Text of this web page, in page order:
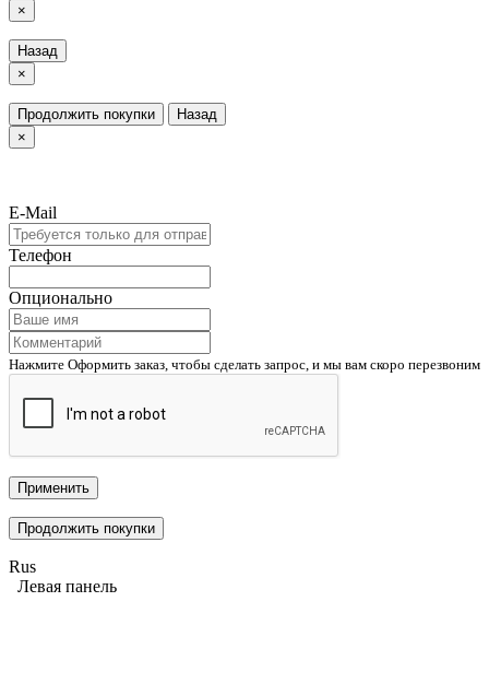
×
Назад
×
Продолжить покупки
Назад
×
E-Mail
Телефон
Опционально
Нажмите Оформить заказ, чтобы сделать запрос, и мы вам скоро перезвоним
Применить
Продолжить покупки
Rus
Левая панель